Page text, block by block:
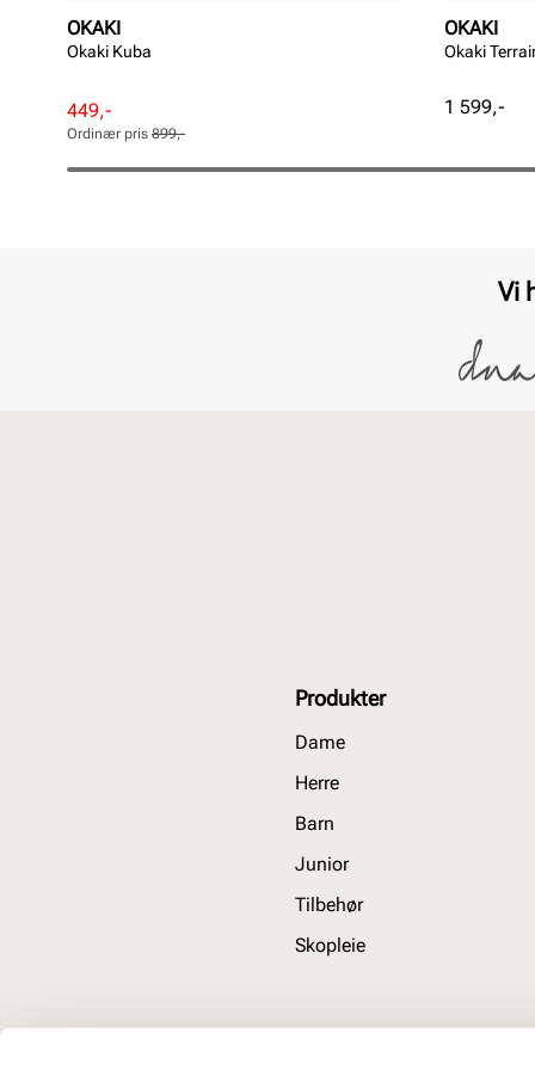
OKAKI
Okaki Kuba
Rabattert
pris
Pris
449,-
Ordinær
pris
Pris
Ordinær pris 899,-
OKAKI
Okaki
Pris
1 599,-
Vi
Produkter
Dame
Herre
Barn
Junior
Tilbehør
Skopleie